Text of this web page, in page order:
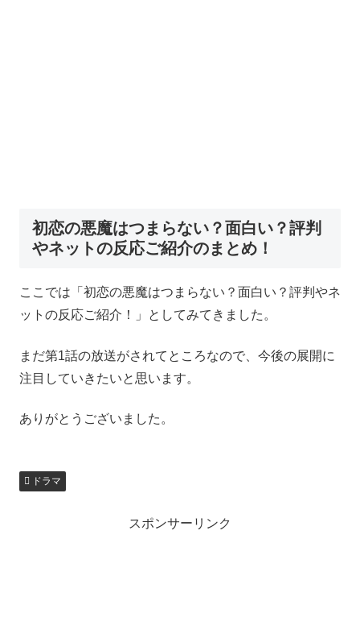
初恋の悪魔はつまらない？面白い？評判
やネットの反応ご紹介のまとめ！
ここでは「初恋の悪魔はつまらない？面白い？評判やネ
ットの反応ご紹介！」としてみてきました。
まだ第1話の放送がされてところなので、今後の展開に
注目していきたいと思います。
ありがとうございました。
ドラマ
スポンサーリンク